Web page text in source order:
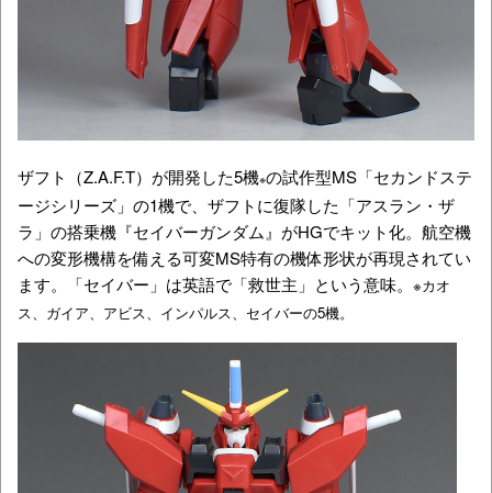
ザフト（Z.A.F.T）が開発した5機※の試作型MS「セカンドステ
ージシリーズ」の1機で、ザフトに復隊した「アスラン・ザ
ラ」の搭乗機『セイバーガンダム』がHGでキット化。航空機
への変形機構を備える可変MS特有の機体形状が再現されてい
ます。「セイバー」は英語で「救世主」という意味。 ※カオ
ス、ガイア、アビス、インパルス、セイバーの5機。